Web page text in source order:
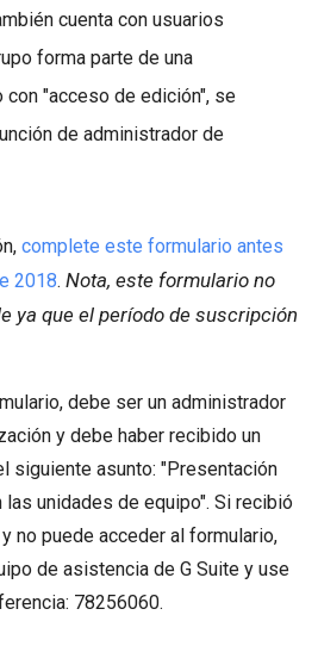
cuenta con usuarios
forma parte de una
con "acceso de edición", se
de administrador de
complete este formulario antes
2018. Nota, este formulario no
ya que el período de suscripción
debe ser un administrador
y debe haber recibido un
siguiente asunto: "Presentación
las unidades de equipo". Si recibió
no puede acceder al formulario,
de asistencia de G Suite y use
78256060.